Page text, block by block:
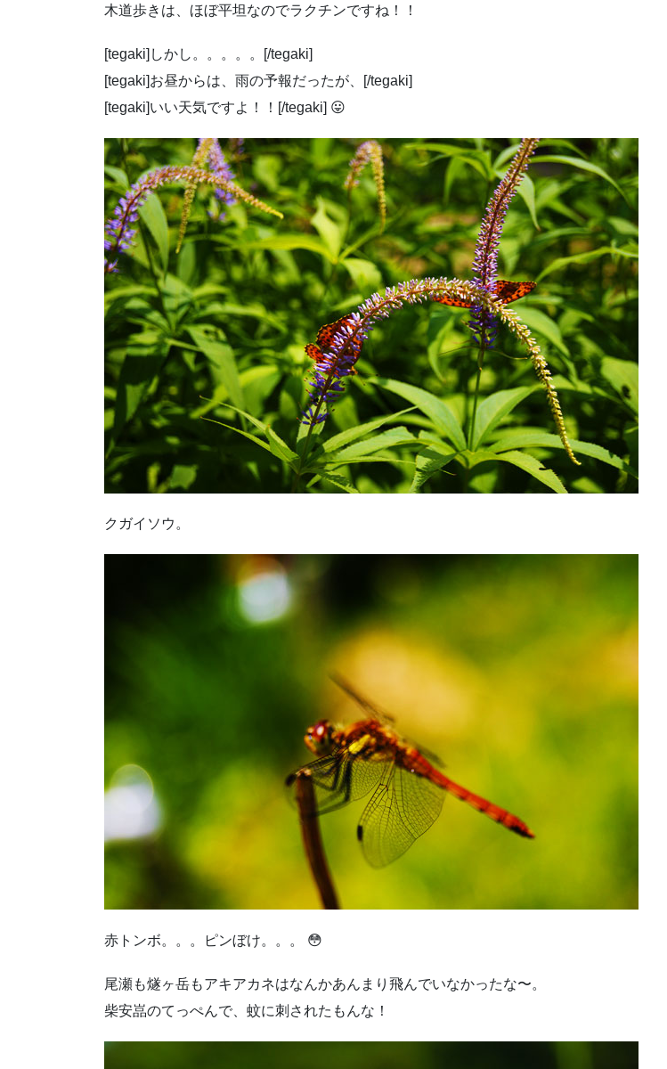
木道歩きは、ほぼ平坦なのでラクチンですね！！
[tegaki]しかし。。。。。[/tegaki]
[tegaki]お昼からは、雨の予報だったが、[/tegaki]
[tegaki]いい天気ですよ！！[/tegaki] 😛
クガイソウ。
赤トンボ。。。ピンぼけ。。。 😳
尾瀬も燧ヶ岳もアキアカネはなんかあんまり飛んでいなかったな〜。
柴安嵓のてっぺんで、蚊に刺されたもんな！